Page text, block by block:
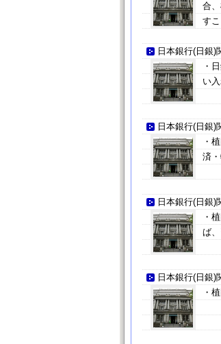
合
す
日本銀行(日銀)
・
い
日本銀行(日銀)
・
済
日本銀行(日銀)
・
ば
日本銀行(日銀)
・